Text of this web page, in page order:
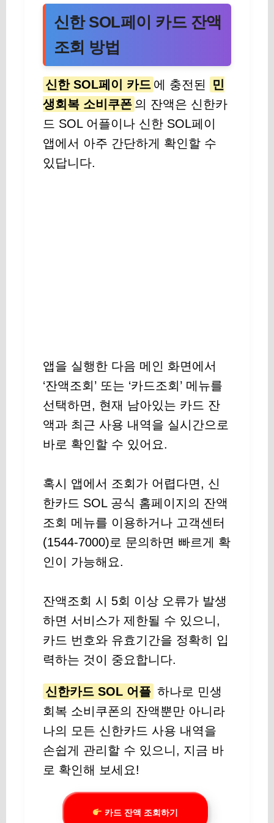
신한 SOL페이 카드 잔액
조회 방법
신한 SOL페이 카드 에 충전된
민
생회복 소비쿠폰 의 잔액은 신한카
드 SOL 어플이나 신한 SOL페이
앱에서 아주 간단하게 확인할 수
있답니다.
앱을 실행한 다음 메인 화면에서
‘잔액조회’ 또는 ‘카드조회’ 메뉴를
선택하면, 현재 남아있는 카드 잔
액과 최근 사용 내역을 실시간으로
바로 확인할 수 있어요.
혹시 앱에서 조회가 어렵다면, 신
한카드 SOL 공식 홈페이지의 잔액
조회 메뉴를 이용하거나 고객센터
(1544-7000)로 문의하면 빠르게 확
인이 가능해요.
잔액조회 시 5회 이상 오류가 발생
하면 서비스가 제한될 수 있으니,
카드 번호와 유효기간을 정확히 입
력하는 것이 중요합니다.
신한카드 SOL 어플 하나로 민생
회복 소비쿠폰의 잔액뿐만 아니라
나의 모든 신한카드 사용 내역을
손쉽게 관리할 수 있으니, 지금 바
로 확인해 보세요!
카드 잔액 조회하기